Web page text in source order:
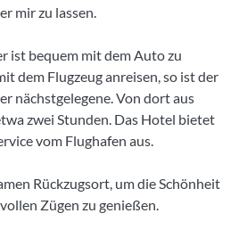
mir zu lassen.
ist bequem mit dem Auto zu
dem Flugzeug anreisen, so ist der
nächstgelegene. Von dort aus
zwei Stunden. Das Hotel bietet
vom Flughafen aus.
Rückzugsort, um die Schönheit
Zügen zu genießen.